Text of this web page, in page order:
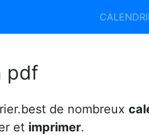
Calendrier 2027
pdf
de nombreux
et imprimer.